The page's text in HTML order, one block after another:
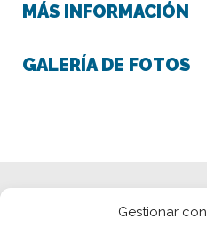
Gestionar
MÁS INFORMACIÓN
GALERÍA DE FOTOS